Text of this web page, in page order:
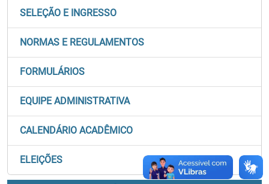
SELEÇÃO E INGRESSO
NORMAS E REGULAMENTOS
FORMULÁRIOS
EQUIPE ADMINISTRATIVA
CALENDÁRIO ACADÊMICO
ELEIÇÕES